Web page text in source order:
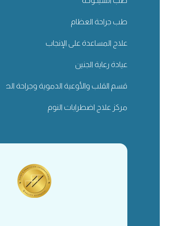
طب جراحة العظام
علاج المساعدة على الإنجاب
عيادة رعاية الجنين
قسم القلب والأوعية الدموية وجراحة الصدر
مركز علاج اضطرابات النوم